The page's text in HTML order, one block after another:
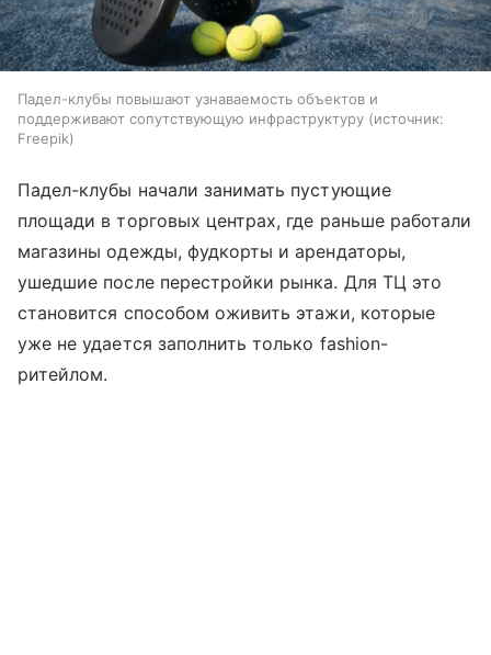
Падел-клубы повышают узнаваемость объектов и
поддерживают сопутствующую инфраструктуру
источник:
Freepik
Падел-клубы начали занимать пустующие
площади в торговых центрах, где раньше работали
магазины одежды, фудкорты и арендаторы,
ушедшие после перестройки рынка. Для ТЦ это
становится способом оживить этажи, которые
уже не удается заполнить только fashion-
ритейлом.